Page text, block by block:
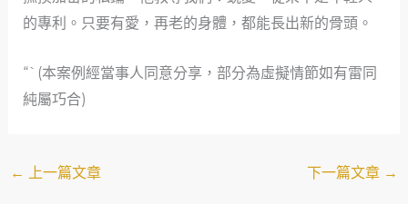
的專利。只要有愛，再老的身體，都能長出新的骨頭。
“`(本案例經當事人同意分享，部分為虛擬情節如有雷同
純屬巧合)
← 上一篇文章 下一篇文章 →